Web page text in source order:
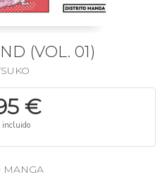
(VOL. 01)
€
incluido
MANGA